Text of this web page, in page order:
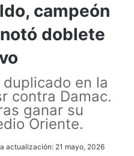
campeón
doblete
en la
contra Damac.
ganar su
Oriente.
actualización: 21 mayo, 2026